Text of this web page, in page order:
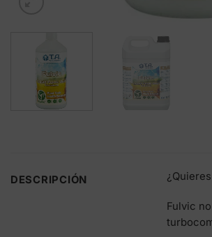
DESCRIPCIÓN
Fulvic